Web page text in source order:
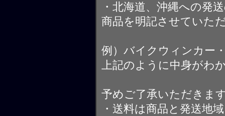
・北海道、沖縄への発
商品を明記させていた
例）バイクウィンカー
上記のように中身がわ
予めご了承いただきま
・送料は商品と発送地